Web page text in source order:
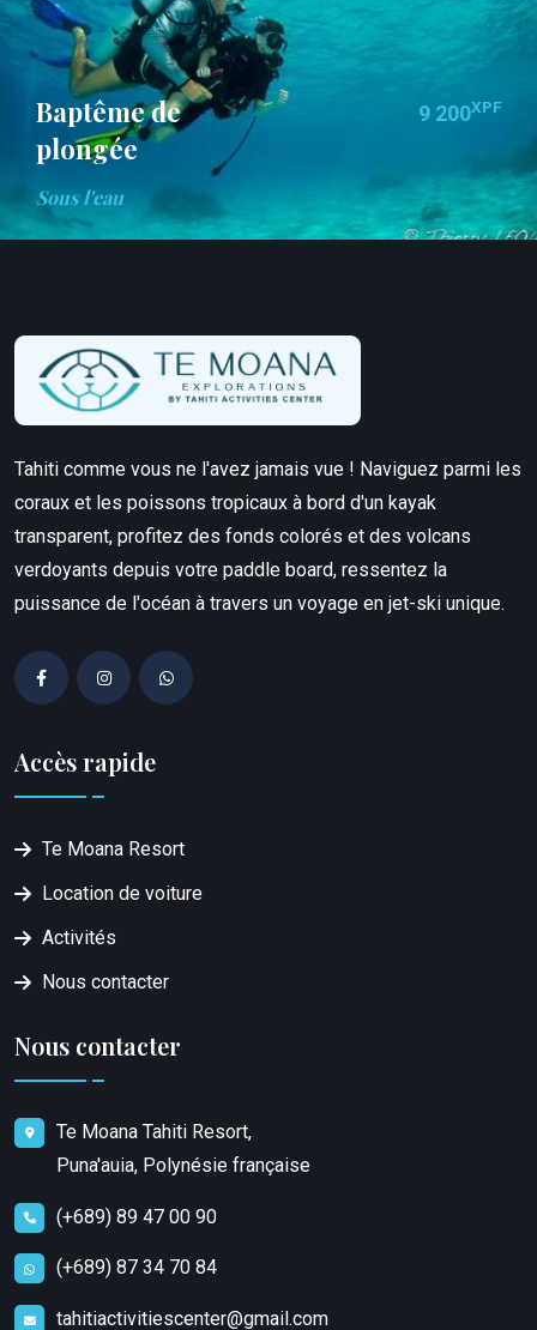
Baptême de
plongée
Sous l'eau
9 200XPF
Tahiti comme vous ne l'avez jamais vue ! Naviguez parmi les
coraux et les poissons tropicaux à bord d'un kayak
transparent, profitez des fonds colorés et des volcans
verdoyants depuis votre paddle board, ressentez la
puissance de l'océan à travers un voyage en jet-ski unique.
Accès rapide
Te Moana Resort
Location de voiture
Activités
Nous contacter
Nous contacter
Te Moana Tahiti Resort,
Puna'auia, Polynésie française
(+689) 89 47 00 90
(+689) 87 34 70 84
tahitiactivitiescenter@gmail.com